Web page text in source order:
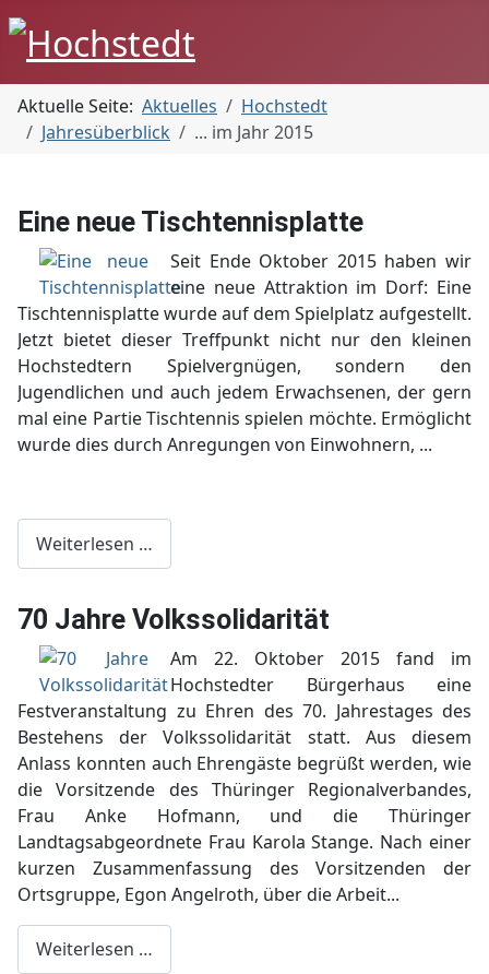
Aktuelle Seite: Aktuelles
Hochstedt
Jahresüberblick
... im Jahr 2015
Eine neue Tischtennisplatte
Seit Ende Oktober 2015 haben wir
eine neue Attraktion im Dorf: Eine
Tischtennisplatte wurde auf dem Spielplatz aufgestellt.
Jetzt bietet dieser Treffpunkt nicht nur den kleinen
Hochstedtern Spielvergnügen, sondern den
Jugendlichen und auch jedem Erwachsenen, der gern
mal eine Partie Tischtennis spielen möchte. Ermöglicht
wurde dies durch Anregungen von Einwohnern, ...
Weiterlesen …
70 Jahre Volkssolidarität
Am 22. Oktober 2015 fand im
Hochstedter Bürgerhaus eine
Festveranstaltung zu Ehren des 70. Jahrestages des
Bestehens der Volkssolidarität statt. Aus diesem
Anlass konnten auch Ehrengäste begrüßt werden, wie
die Vorsitzende des Thüringer Regionalverbandes,
Frau Anke Hofmann, und die Thüringer
Landtagsabgeordnete Frau Karola Stange. Nach einer
kurzen Zusammenfassung des Vorsitzenden der
Ortsgruppe, Egon Angelroth, über die Arbeit...
Weiterlesen …